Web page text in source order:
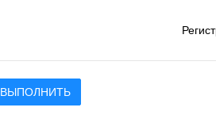
ВЫПОЛНИТЬ